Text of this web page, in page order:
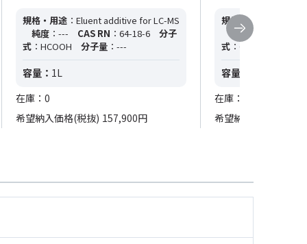
規格・用途 ：Eluent additive for LC-MS
純度 ：--- CAS RN ：64-18-6
分子
式 ：HCOOH 分子量 ：---
容量： 1L
在庫：0
希望納入価格(税抜) 157,900円
規格・用途
純度 ：---
式 ：CH2O2
容量：
在庫：0
希望納入価格(税抜)